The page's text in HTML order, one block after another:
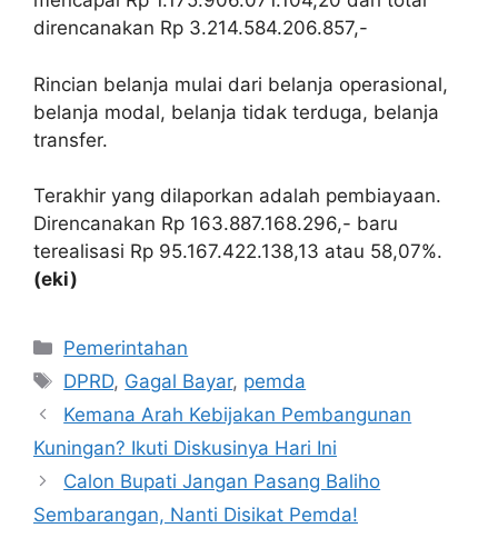
direncanakan Rp 3.214.584.206.857,-
Rincian belanja mulai dari belanja operasional,
belanja modal, belanja tidak terduga, belanja
transfer.
Terakhir yang dilaporkan adalah pembiayaan.
Direncanakan Rp 163.887.168.296,- baru
terealisasi Rp 95.167.422.138,13 atau 58,07%.
(eki)
Kategori
Pemerintahan
Tag
DPRD, Gagal Bayar, pemda
Kemana Arah Kebijakan Pembangunan
Kuningan? Ikuti Diskusinya Hari Ini
Calon Bupati Jangan Pasang Baliho
Sembarangan, Nanti Disikat Pemda!